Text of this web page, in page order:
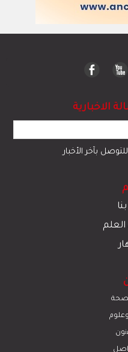
الاخبارية
بآخر الأخبار